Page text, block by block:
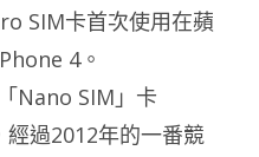
SIM卡首次使用在蘋
4。
Nano SIM」卡
經過2012年的一番競